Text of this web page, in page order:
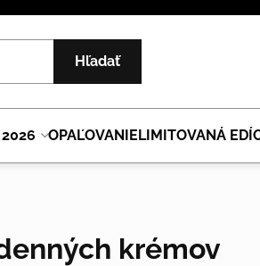
Hľadať
2026 OPAĽOVANIELIMITOVANÁ
krémov